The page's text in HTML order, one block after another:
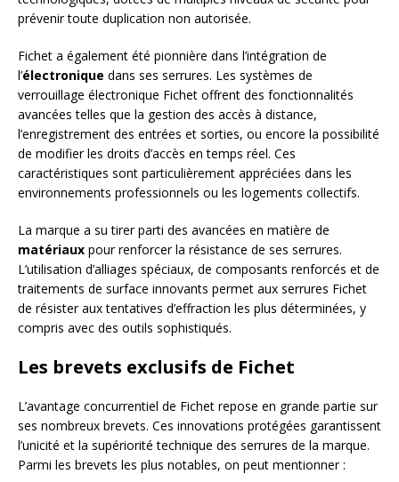
prévenir toute duplication non autorisée.
Fichet a également été pionnière dans l’intégration de
l’électronique dans ses serrures. Les systèmes de
verrouillage électronique Fichet offrent des fonctionnalités
avancées telles que la gestion des accès à distance,
l’enregistrement des entrées et sorties, ou encore la possibilité
de modifier les droits d’accès en temps réel. Ces
caractéristiques sont particulièrement appréciées dans les
environnements professionnels ou les logements collectifs.
La marque a su tirer parti des avancées en matière de
matériaux pour renforcer la résistance de ses serrures.
L’utilisation d’alliages spéciaux, de composants renforcés et de
traitements de surface innovants permet aux serrures Fichet
de résister aux tentatives d’effraction les plus déterminées, y
compris avec des outils sophistiqués.
Les brevets exclusifs de Fichet
L’avantage concurrentiel de Fichet repose en grande partie sur
ses nombreux brevets. Ces innovations protégées garantissent
l’unicité et la supériorité technique des serrures de la marque.
Parmi les brevets les plus notables, on peut mentionner :